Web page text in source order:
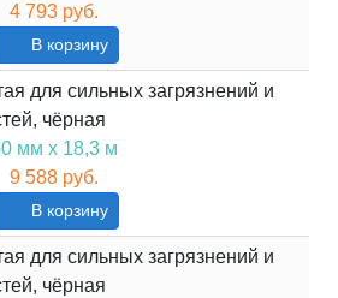
4 793 руб.
В корзину
для сильных загрязнений и
чёрная
мм х 18,3 м
9 588 руб.
В корзину
для сильных загрязнений и
чёрная